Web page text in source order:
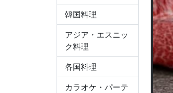
韓国料理
アジア・エスニッ
ク料理
各国料理
カラオケ・パーテ